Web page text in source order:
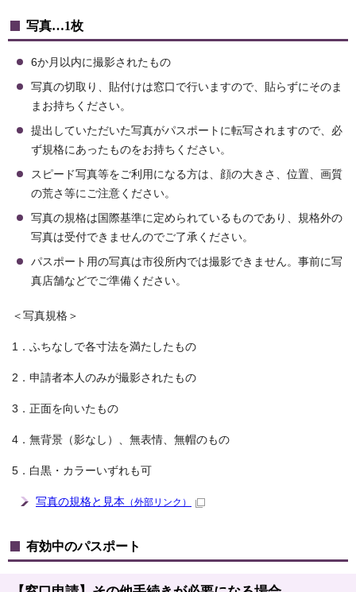
写真…1枚
6か月以内に撮影されたもの
写真の切取り、貼付けは窓口で行いますので、貼らずにそのま
まお持ちください。
提出していただいた写真がパスポートに転写されますので、必
ず規格にあったものをお持ちください。
スピード写真等をご利用になる方は、顔の大きさ、位置、画質
の荒さ等にご注意ください。
写真の規格は国際基準に定められているものであり、規格外の
写真は受付できませんのでご了承ください。
パスポート用の写真は市役所内では撮影できません。事前に写
真店舗などでご準備ください。
＜写真規格＞
1．ふちなしで各寸法を満たしたもの
2．申請者本人のみが撮影されたもの
3．正面を向いたもの
4．無背景（影なし）、無表情、無帽のもの
5．白黒・カラーいずれも可
写真の規格と見本 （外部リンク）
有効中のパスポート